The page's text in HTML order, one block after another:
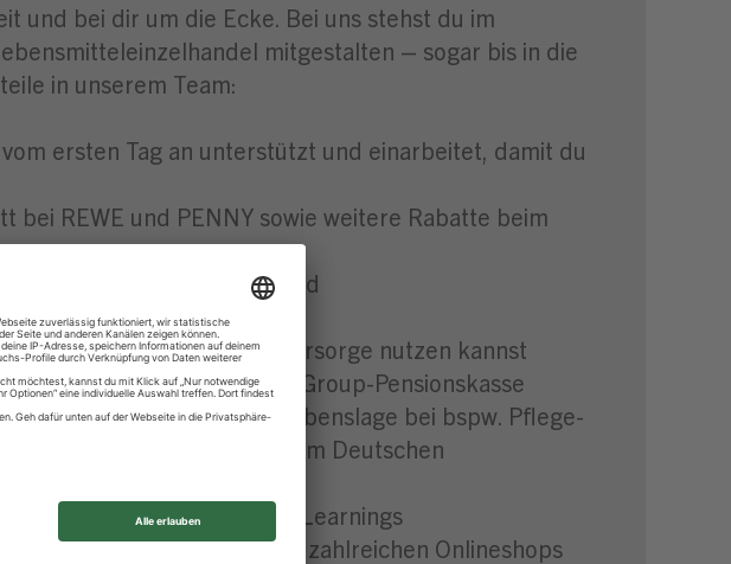
und bei dir um die Ecke. Bei uns stehst du im
mitgestalten – sogar bis in die
in unserem Team:
ersten Tag an unterstützt und einarbeitet, damit du
REWE und PENNY sowie weitere Rabatte beim
und Weihnachtsgeld
oder deine Altersvorsorge nutzen kannst
in der REWE Group-Pensionskasse
wir dich in jeder Lebenslage bei bspw. Pflege-
u. a. mit dem Deutschen
Coachings und E-Learnings
sowie Rabatte bei zahlreichen Onlineshops